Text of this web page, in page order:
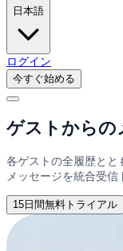
日本語
ログイン
今すぐ始める
ゲストからの
各ゲストの全履歴とと
メッセージを統合受信
15日間無料トライアル